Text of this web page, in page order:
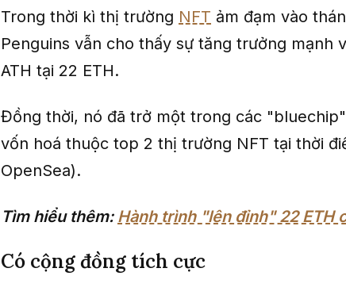
Trong thời kì thị trường NFT ảm đạm vào
Penguins vẫn cho thấy sự tăng trưởng mạnh
ATH tại 22 ETH.
Đồng thời, nó đã trở một trong các
vốn hoá thuộc top 2 thị trường NFT tại thời
OpenSea).
Tìm hiểu thêm: Hành trình "lên đỉnh" 22 ETH
Có cộng đồng tích cực